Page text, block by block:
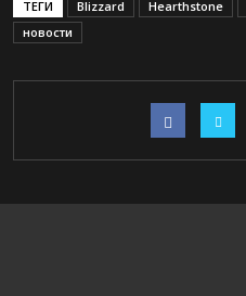
ТЕГИ Blizzard Hearthstone
новости